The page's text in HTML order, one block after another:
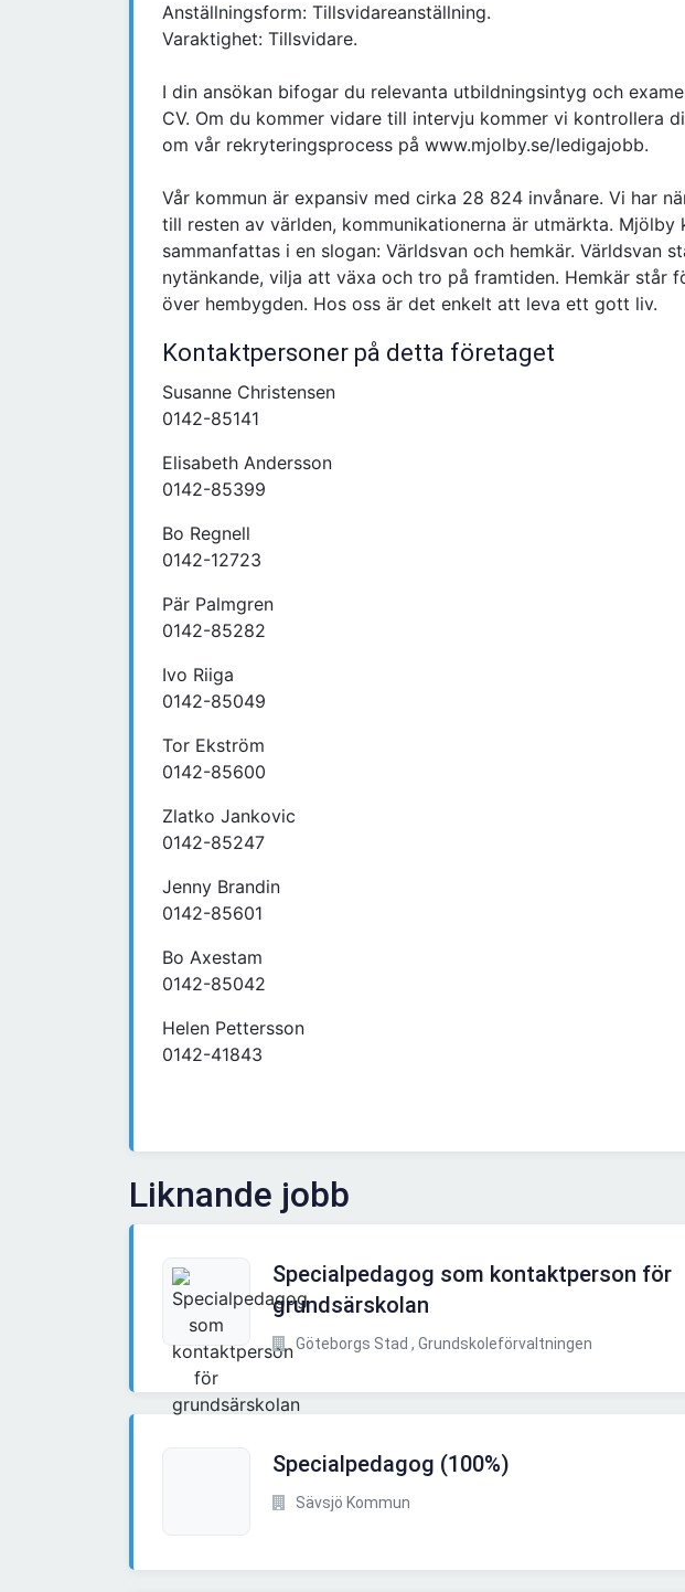
Anställningsform: Tillsvidareanställning.
Varaktighet: Tillsvidare.
I din ansökan bifogar du relevanta utbildningsintyg och
CV. Om du kommer vidare till intervju kommer vi kontrollera
om vår rekryteringsprocess på www.mjolby.se/ledigajobb.
Vår kommun är expansiv med cirka 28 824 invånare. Vi har
till resten av världen, kommunikationerna är utmärkta. Mjölby
sammanfattas i en slogan: Världsvan och hemkär. Världsvan
nytänkande, vilja att växa och tro på framtiden. Hemkär står
över hembygden. Hos oss är det enkelt att leva ett gott liv.
Kontaktpersoner på detta företaget
Susanne Christensen
0142-85141
Elisabeth Andersson
0142-85399
Bo Regnell
0142-12723
Pär Palmgren
0142-85282
Ivo Riiga
0142-85049
Tor Ekström
0142-85600
Zlatko Jankovic
0142-85247
Jenny Brandin
0142-85601
Bo Axestam
0142-85042
Helen Pettersson
0142-41843
Liknande jobb
Specialpedagog som kontaktperson för
grundsärskolan
Göteborgs Stad , Grundskoleförvaltningen
Specialpedagog (100%)
Sävsjö Kommun